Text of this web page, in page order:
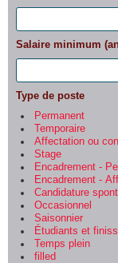
Salaire minimum
Type de poste
Permanent
Temporaire
Affectation ou
Stage
Encadrement -
Encadrement -
Candidature
Occasionnel
Saisonnier
Étudiants et
Temps plein
filled